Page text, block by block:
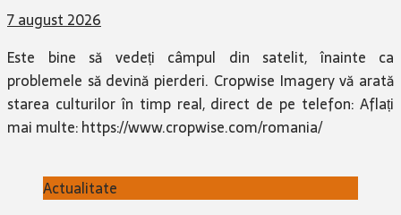
7 august 2026
Este bine să vedeți câmpul din satelit, înainte ca
problemele să devină pierderi. Cropwise Imagery vă arată
starea culturilor în timp real, direct de pe telefon: Aflați
mai multe: https://www.cropwise.com/romania/
Actualitate